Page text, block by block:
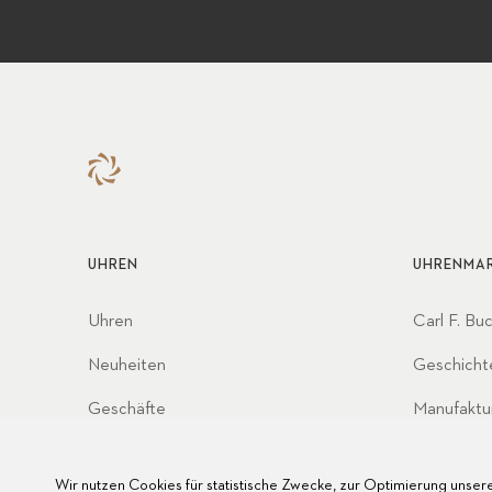
UHREN
Uhren
Neuheiten
Geschäfte
Carl F.
Wir nutzen Cookies für statistische Zwecke, zur Optimierung